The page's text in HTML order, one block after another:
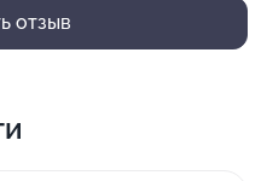
отзыв